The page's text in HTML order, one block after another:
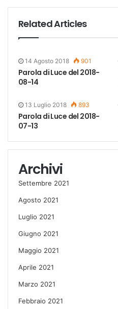
Related Articles
14 Agosto 2018 901
Parola di Luce del 2018-
08-14
13 Luglio 2018 893
Parola di Luce del 2018-
07-13
Archivi
Settembre 2021
Agosto 2021
Luglio 2021
Giugno 2021
Maggio 2021
Aprile 2021
Marzo 2021
Febbraio 2021